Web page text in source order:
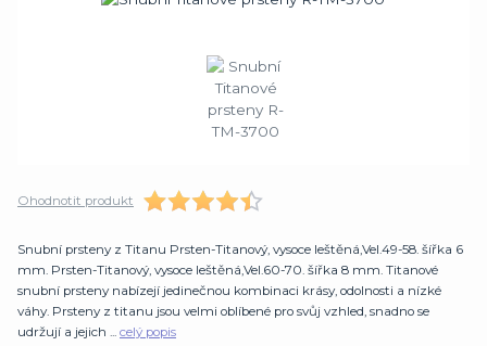
Ohodnotit produkt
Snubní prsteny z Titanu Prsten-Titanový, vysoce leštěná,Vel.49-58. šířka 6
mm. Prsten-Titanový, vysoce leštěná,Vel.60-70. šířka 8 mm. Titanové
snubní prsteny nabízejí jedinečnou kombinaci krásy, odolnosti a nízké
váhy. Prsteny z titanu jsou velmi oblíbené pro svůj vzhled, snadno se
udržují a jejich ... celý popis